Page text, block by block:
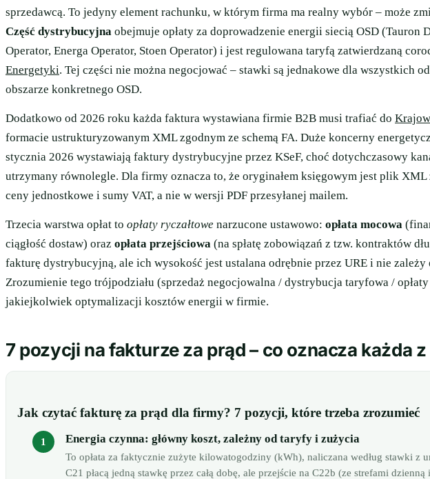
sprzedawcą. To jedyny element rachunku, w którym firma ma realny wybór – może
Część dystrybucyjna obejmuje opłaty za doprowadzenie energii siecią OSD (Tauron
Operator, Energa Operator, Stoen Operator) i jest regulowana taryfą zatwierdzaną
Energetyki. Tej części nie można negocjować – stawki są jednakowe dla wszystkich
obszarze konkretnego OSD.
Dodatkowo od 2026 roku każda faktura wystawiana firmie B2B musi trafiać do
formacie ustrukturyzowanym XML zgodnym ze schemą FA. Duże koncerny
stycznia 2026 wystawiają faktury dystrybucyjne przez KSeF, choć dotychczasowy
utrzymany równolegle. Dla firmy oznacza to, że oryginałem księgowym jest plik
ceny jednostkowe i sumy VAT, a nie w wersji PDF przesyłanej mailem.
Trzecia warstwa opłat to opłaty ryczałtowe narzucone ustawowo: opłata mocowa
ciągłość dostaw) oraz opłata przejściowa (na spłatę zobowiązań z tzw. kontraktów
fakturę dystrybucyjną, ale ich wysokość jest ustalana odrębnie przez URE i nie
Zrozumienie tego trójpodziału (sprzedaż negocjowalna / dystrybucja taryfowa /
jakiejkolwiek optymalizacji kosztów energii w firmie.
7 pozycji na fakturze za prąd – co oznacza każda
Jak czytać fakturę za prąd dla firmy? 7 pozycji, które trzeba zrozumieć
Energia czynna: główny koszt, zależny od taryfy i zużycia
To opłata za faktycznie zużyte kilowatogodziny (kWh), naliczana według stawki z
C21 płacą jedną stawkę przez całą dobę, ale przejście na C22b (ze strefami